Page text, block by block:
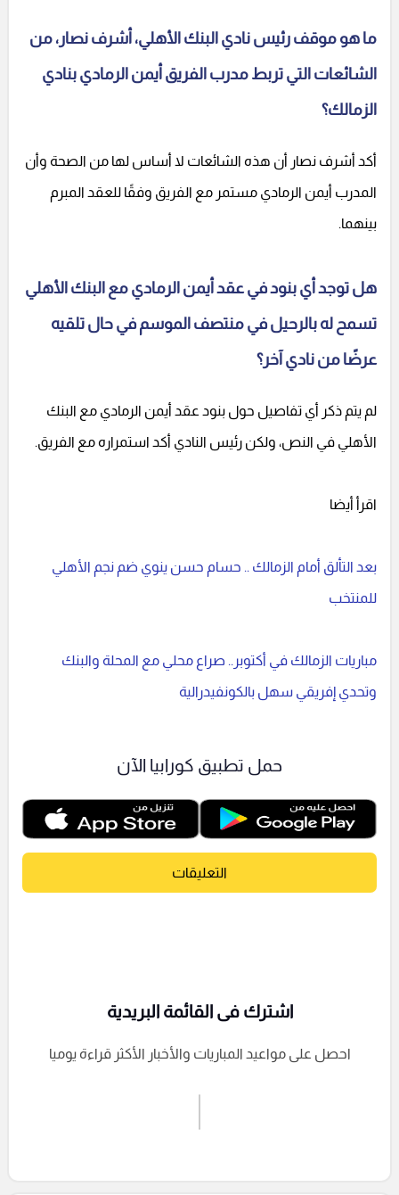
ما هو موقف رئيس نادي البنك الأهلي، أشرف نصار، من
الشائعات التي تربط مدرب الفريق أيمن الرمادي بنادي
الزمالك؟
أكد أشرف نصار أن هذه الشائعات لا أساس لها من الصحة وأن
المدرب أيمن الرمادي مستمر مع الفريق وفقًا للعقد المبرم
بينهما.
هل توجد أي بنود في عقد أيمن الرمادي مع البنك الأهلي
تسمح له بالرحيل في منتصف الموسم في حال تلقيه
عرضًا من نادي آخر؟
لم يتم ذكر أي تفاصيل حول بنود عقد أيمن الرمادي مع البنك
الأهلي في النص، ولكن رئيس النادي أكد استمراره مع الفريق.
اقرأ أيضا
بعد التألق أمام الزمالك .. حسام حسن ينوي ضم نجم الأهلي
للمنتخب
مباريات الزمالك في أكتوبر.. صراع محلي مع المحلة والبنك
وتحدي إفريقي سهل بالكونفيدرالية
حمل تطبيق كورابيا الآن
التعليقات
إرسال تعليق
اشترك فى القائمة البريدية
احصل على مواعيد المباريات والأخبار الأكثر قراءة يوميا